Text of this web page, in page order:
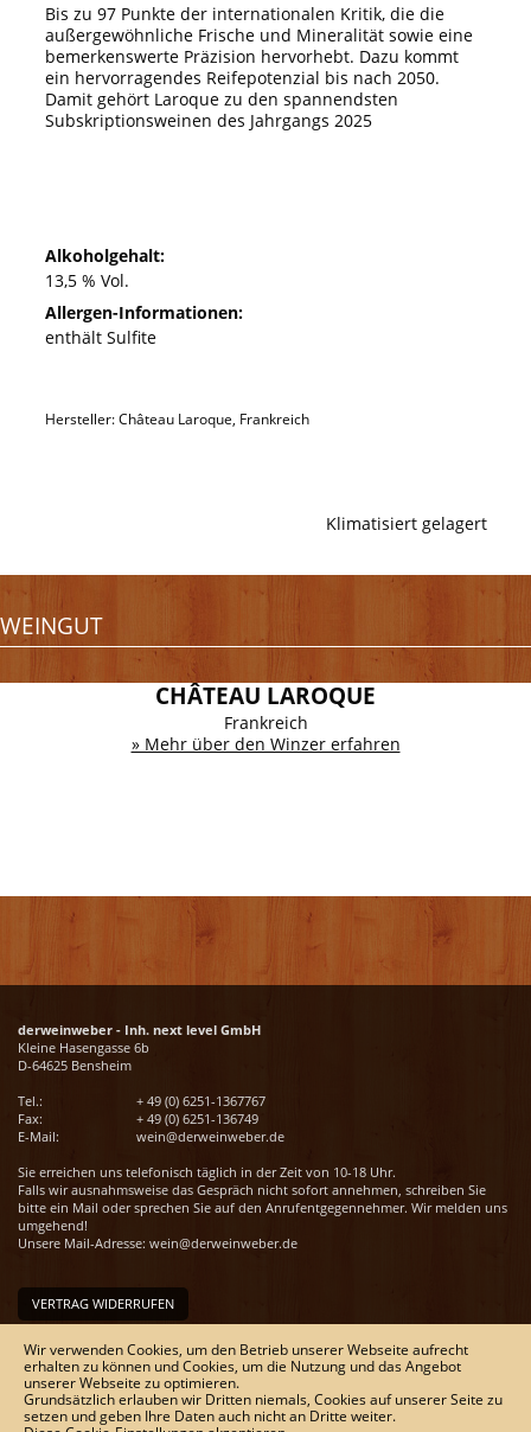
Bis zu 97 Punkte der internationalen Kritik, die die
außergewöhnliche Frische und Mineralität sowie eine
bemerkenswerte Präzision hervorhebt. Dazu kommt
ein hervorragendes Reifepotenzial bis nach 2050.
Damit gehört Laroque zu den spannendsten
Subskriptionsweinen des Jahrgangs 2025
Alkoholgehalt:
13,5 % Vol.
Allergen-Informationen:
enthält Sulfite
Hersteller: Château Laroque, Frankreich
Klimatisiert gelagert
WEINGUT
CHÂTEAU LAROQUE
Frankreich
» Mehr über den Winzer erfahren
derweinweber - Inh. next level GmbH
Kleine Hasengasse 6b
D-64625 Bensheim
Tel.:
+ 49 (0) 6251-1367767
Fax:
+ 49 (0) 6251-136749
E-Mail:
wein@derweinweber.de
Sie erreichen uns telefonisch täglich in der Zeit von 10-18 Uhr.
Falls wir ausnahmsweise das Gespräch nicht sofort annehmen, schreiben Sie
bitte ein Mail oder sprechen Sie auf den Anrufentgegennehmer. Wir melden uns
umgehend!
Unsere Mail-Adresse: wein@derweinweber.de
VERTRAG WIDERRUFEN
Unser Service
Versandkosten
Kontakt
Zahlungsmöglichkeiten
Rückgabe & Widerrufsrecht
Wir verwenden Cookies, um den Betrieb unserer Webseite aufrecht
erhalten zu können und Cookies, um die Nutzung und das Angebot
unserer Webseite zu optimieren.
Grundsätzlich erlauben wir Dritten niemals, Cookies auf unserer Seite zu
setzen und geben Ihre Daten auch nicht an Dritte weiter.